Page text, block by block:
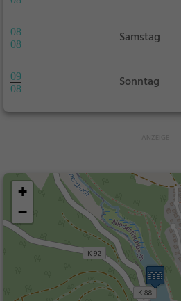
08
08
Samstag
09
08
Sonntag
+
−